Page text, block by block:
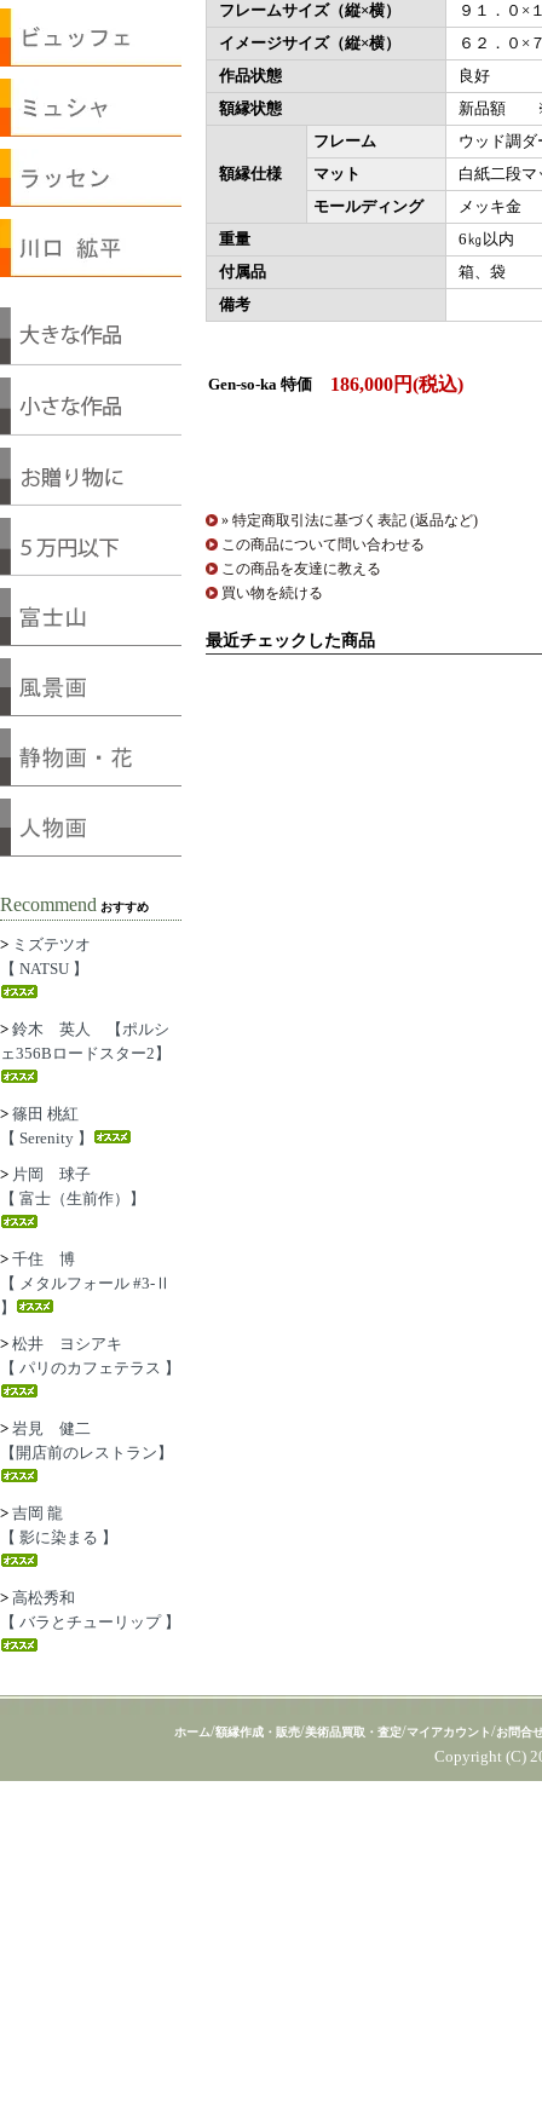
フレームサイズ（縦×横）
９１．０×
イメージサイズ（縦×横）
６２．０×
作品状態
良好
額縁状態
新品額 ※
額縁仕様
フレーム
ウッド調
マット
白紙二段
モールディング
メッキ金
重量
6㎏以内
付属品
箱、袋
備考
Gen-so-ka 特価 186,000円(税込)
» 特定商取引法に基づく表記 (返品など)
この商品について問い合わせる
この商品を友達に教える
買い物を続ける
最近チェックした商品
Recommend おすすめ
> ミズテツオ
【 NATSU 】
> 鈴木 英人 【ポルシ
ェ356Bロードスター2】
> 篠田 桃紅
【 Serenity 】
> 片岡 球子
【 富士（生前作）】
> 千住 博
【 メタルフォール #3-Ⅱ
】
> 松井 ヨシアキ
【 パリのカフェテラス 】
> 岩見 健二
【開店前のレストラン】
> 吉岡 龍
【 影に染まる 】
> 高松秀和
【 バラとチューリップ 】
ホーム/額縁作成・販売/美術品買取・査定/マイアカウント/お問合
Copyright (C)